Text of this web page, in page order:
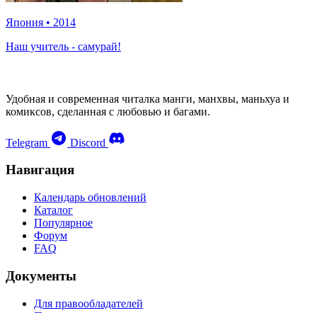
Япония • 2014
Наш учитель - самурай!
Удобная и современная читалка манги, манхвы, маньхуа и
комиксов, сделанная с любовью и багами.
Telegram Discord
Навигация
Календарь обновлений
Каталог
Популярное
Форум
FAQ
Документы
Для правообладателей